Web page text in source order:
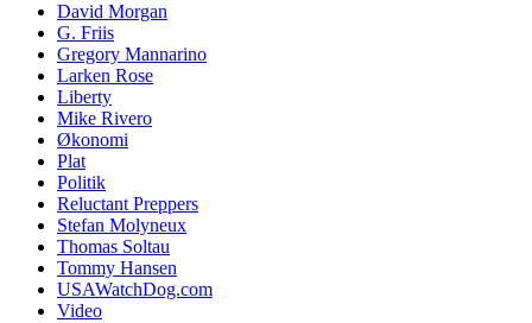
David Morgan
G. Friis
Gregory Mannarino
Larken Rose
Liberty
Mike Rivero
Økonomi
Plat
Politik
Reluctant Preppers
Stefan Molyneux
Thomas Soltau
Tommy Hansen
USAWatchDog.com
Video